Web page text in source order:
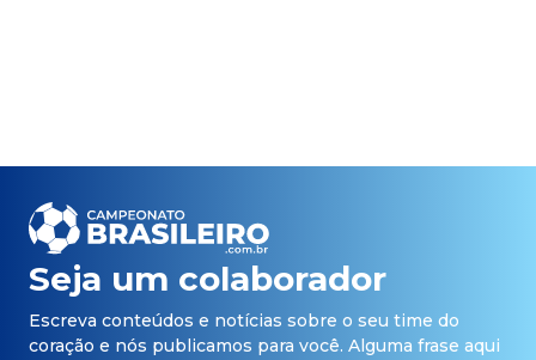
Seja um colaborador
Escreva conteúdos e notícias sobre o seu time do
coração e nós publicamos para você. Alguma frase aqui